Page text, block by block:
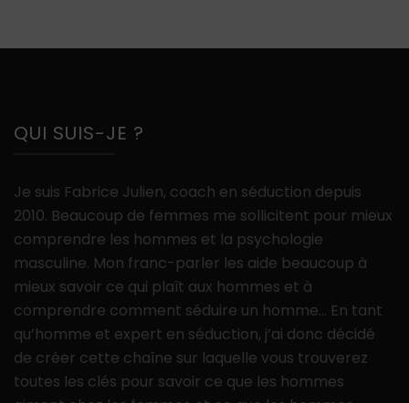
QUI SUIS-JE ?
Je suis Fabrice Julien, coach en séduction depuis
2010. Beaucoup de femmes me sollicitent pour mieux
comprendre les hommes et la psychologie
masculine. Mon franc-parler les aide beaucoup à
mieux savoir ce qui plaît aux hommes et à
comprendre comment séduire un homme… En tant
qu’homme et expert en séduction, j’ai donc décidé
de créer cette chaîne sur laquelle vous trouverez
toutes les clés pour savoir ce que les hommes